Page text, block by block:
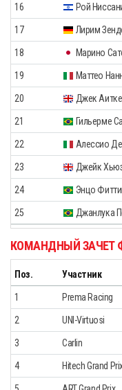
16 Рой
17 Лирим
18 Марино
19 Маттео
20 Джек
21 Гильерме
22 Алессио
23 Джейк
24 Энцо
25 Джанлука
КОМАНДНЫЙ ЗАЧЕТ
Поз. Участник
1 Prema Racing
2 UNI-Virtuosi
3 Carlin
4 Hitech Grand